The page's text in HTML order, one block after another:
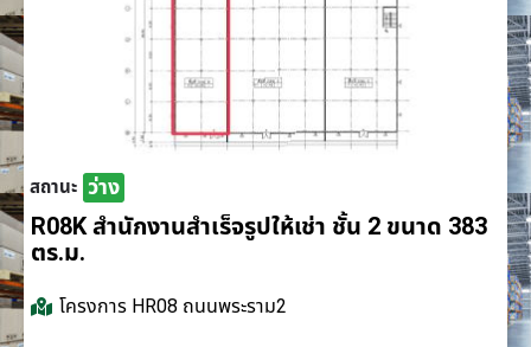
สถานะ ว่าง
R08K สำนักงานสำเร็จรูปให้เช่า ชั้น 2 ขนาด 383
ตร.ม.
โครงการ HR08 ถนนพระราม2